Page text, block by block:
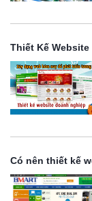
Thiết Kế
Có nên thiết kế